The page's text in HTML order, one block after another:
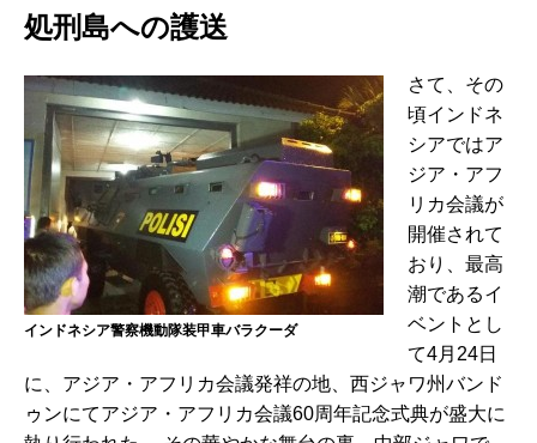
処刑島への護送
インドネシア警察機動隊装甲車バラクーダ
さて、その
頃インドネ
シアではア
ジア・アフ
リカ会議が
開催されて
おり、最高
潮であるイ
ベントとし
て4月24日
に、アジア・アフリカ会議発祥の地、西ジャワ州バンド
ゥンにてアジア・アフリカ会議60周年記念式典が盛大に